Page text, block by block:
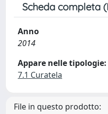
Scheda completa
Anno
2014
Appare nelle tipologie:
7.1 Curatela
File in questo prodotto: